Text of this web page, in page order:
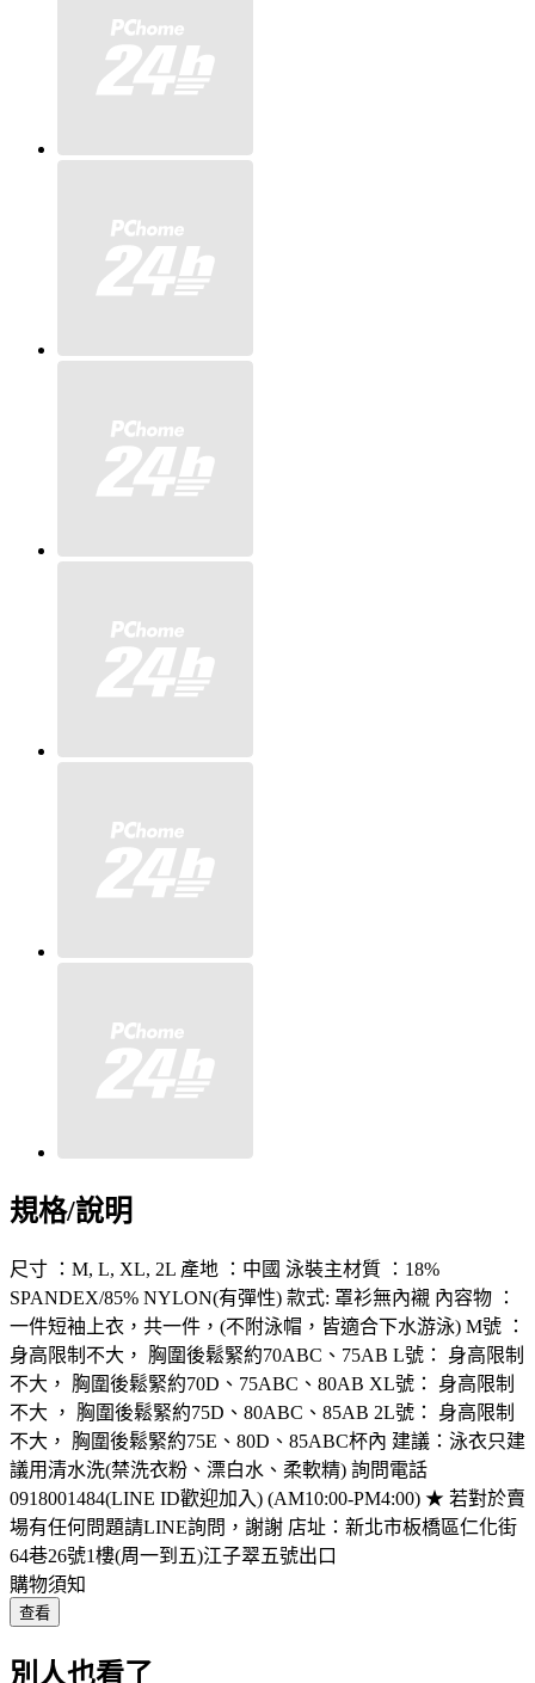
規格/說明
尺寸 ：M, L, XL, 2L 產地 ：中國 泳裝主材質 ：18%
SPANDEX/85% NYLON(有彈性) 款式: 罩衫無內襯 內容物 ：
一件短袖上衣，共一件，(不附泳帽，皆適合下水游泳) M號 ：
身高限制不大， 胸圍後鬆緊約70ABC、75AB L號： 身高限制
不大， 胸圍後鬆緊約70D、75ABC、80AB XL號： 身高限制
不大 ， 胸圍後鬆緊約75D、80ABC、85AB 2L號： 身高限制
不大， 胸圍後鬆緊約75E、80D、85ABC杯內 建議：泳衣只建
議用清水洗(禁洗衣粉、漂白水、柔軟精) 詢問電話
0918001484(LINE ID歡迎加入) (AM10:00-PM4:00) ★ 若對於賣
場有任何問題請LINE詢問，謝謝 店址：新北市板橋區仁化街
64巷26號1樓(周一到五)江子翠五號出口
購物須知
查看
別人也看了